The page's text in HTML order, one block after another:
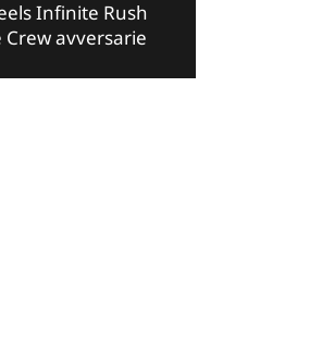
Infinite Rush
avversarie